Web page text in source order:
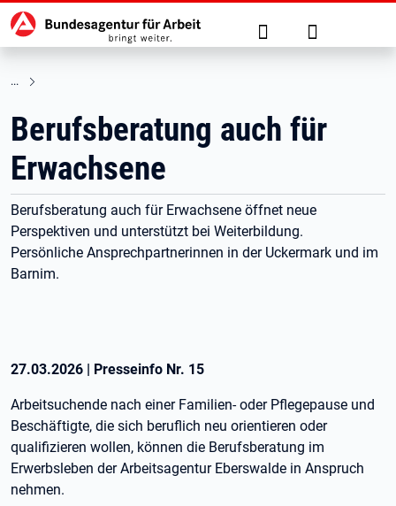
zu den Hauptinhalten springen
Hauptnavigation Suche Anmelden
Berufsberatung auch für
Erwachsene
Berufsberatung auch für Erwachsene öffnet neue
Perspektiven und unterstützt bei Weiterbildung.
Persönliche Ansprechpartnerinnen in der Uckermark und im
Barnim.
27.03.2026 | Presseinfo Nr. 15
Arbeitsuchende nach einer Familien- oder Pflegepause und
Beschäftigte, die sich beruflich neu orientieren oder
qualifizieren wollen, können die Berufsberatung im
Erwerbsleben der Arbeitsagentur Eberswalde in Anspruch
nehmen.